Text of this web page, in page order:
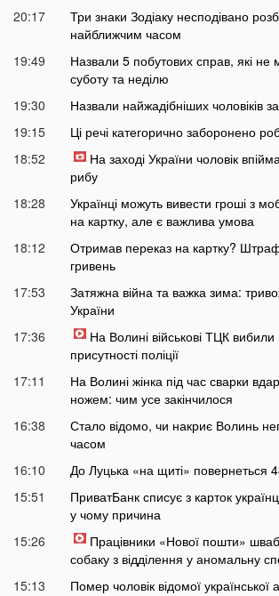
20:17
Три знаки Зодіаку несподівано
найближчим часом
19:49
Назвали 5 побутових справ, які
суботу та неділю
19:30
Назвали найжадібніших чоловіків
19:15
Ці речі категорично заборонено
18:52
На заході України чоловік
рибу
18:28
Українці можуть вивести гроші з
на картку, але є важлива умова
18:12
Отримав переказ на картку?
гривень
17:53
Затяжна війна та важка зима:
України
17:36
На Волині військові ТЦК вибили
присутності поліції
17:11
На Волині жінка під час сварки
ножем: чим усе закінчилося
16:38
Стало відомо, чи накриє Волинь
часом
16:10
До Луцька «на щиті» повернеться
15:51
ПриватБанк списує з карток
у чому причина
15:26
Працівники «Нової пошти»
собаку з відділення у аномальну
15:13
Помер чоловік відомої української